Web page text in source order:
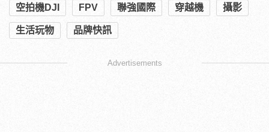
空拍機DJI FPV 聯強國際 穿越機 攝影
生活玩物 品牌快訊
Advertisements